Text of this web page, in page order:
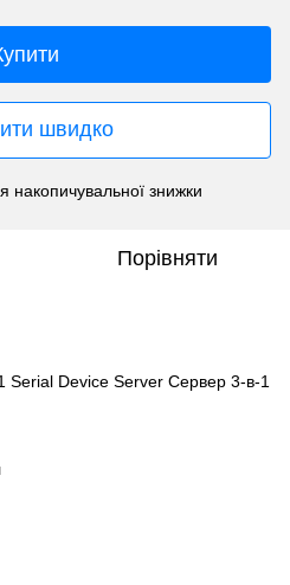
швидко
накопичувальної знижки
Порівняти
Serial Device Server Cервер 3-в-1